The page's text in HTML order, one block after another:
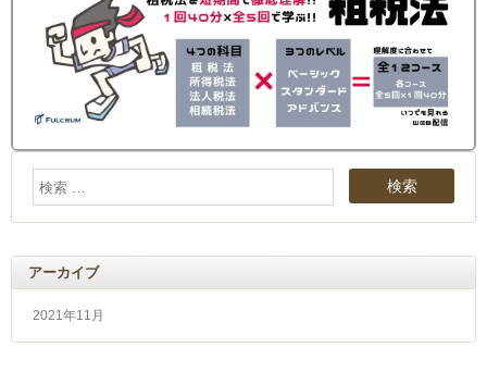
アーカイブ
2021年11月